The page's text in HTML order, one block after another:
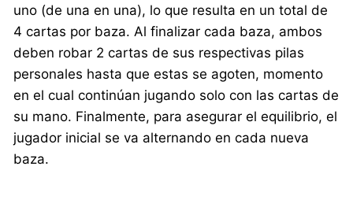
uno (de una en una), lo que resulta en un total de
4 cartas por baza. Al finalizar cada baza, ambos
deben robar 2 cartas de sus respectivas pilas
personales hasta que estas se agoten, momento
en el cual continúan jugando solo con las cartas de
su mano. Finalmente, para asegurar el equilibrio, el
jugador inicial se va alternando en cada nueva
baza.